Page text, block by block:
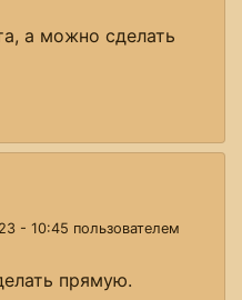
а можно сделать
- 10:45 пользователем
прямую.